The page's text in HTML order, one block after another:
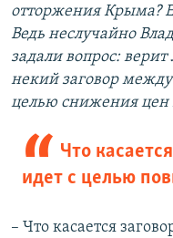
отторжения Крыма?
Ведь неслучайно
задали вопрос: верит
некий заговор
целью снижения цен
Что
идет с целью
– Что касается